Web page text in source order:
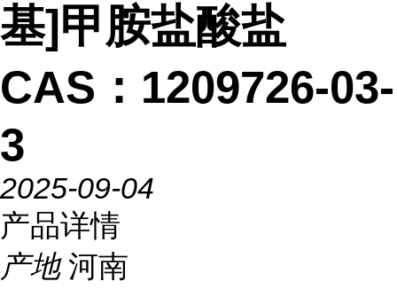
基]甲胺盐酸盐
CAS：1209726-03-
3
2025-09-04
产品详情
产地 河南